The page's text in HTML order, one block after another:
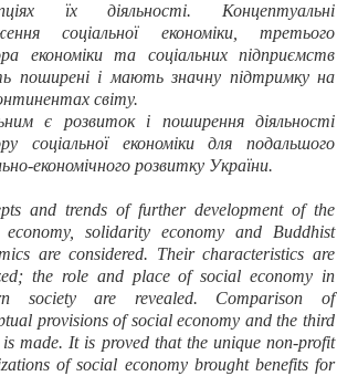
їх діяльності. Концептуальні
соціальної економіки, третього
економіки та соціальних підприємств
поширені і мають значну підтримку на
світу.
є розвиток і поширення діяльності
соціальної економіки для подальшого
економічного розвитку України.
and trends of further development of the
economy, solidarity economy and Buddhist
are considered. Their characteristics are
the role and place of social economy in
society are revealed. Comparison of
provisions of social economy and the third
is made. It is proved that the unique non-profit
of social economy brought benefits for